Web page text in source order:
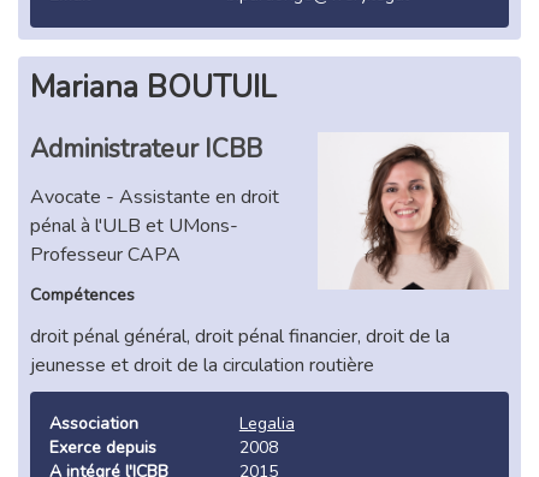
Mariana BOUTUIL
Administrateur ICBB
Avocate - Assistante en droit
pénal à l'ULB et UMons-
Professeur CAPA
Compétences
droit pénal général, droit pénal financier, droit de la
jeunesse et droit de la circulation routière
Association
Legalia
Exerce depuis
2008
A intégré l'ICBB
2015